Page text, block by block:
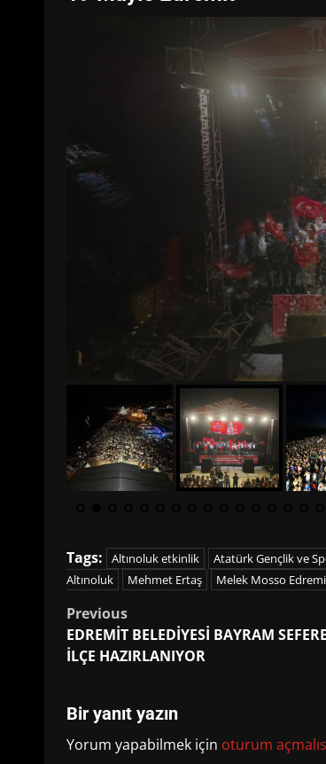
Tags: Altınoluk etkinlik Atatürk Gençlik ve
Altınoluk
Mehmet Ertaş Melek Mosso
Post
navigation
Previous
EDREMİT BELEDİYESİ BAYRAM
İLÇE HAZIRLANIYOR
Bir yanıt yazın
Yorum yapabilmek için oturum